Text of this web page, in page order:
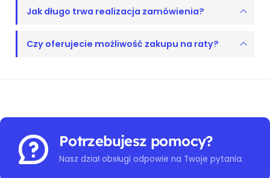
Jak długo trwa realizacja zamówienia?
Czy oferujecie możliwość zakupu na raty?
Potrzebujesz pomocy?
Nasz dział obsługi odpowie na Twoje pytania.